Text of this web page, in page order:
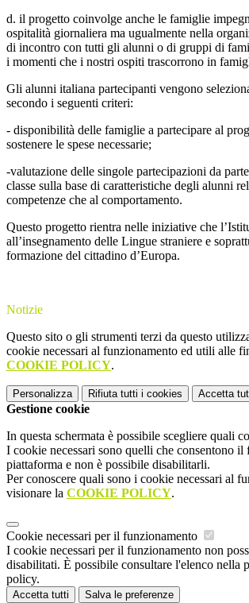
d. il progetto coinvolge anche le famiglie
ospitalità giornaliera ma ugualmente nella
di incontro con tutti gli alunni o di gruppi di
i momenti che i nostri ospiti trascorrono in
Gli alunni italiana partecipanti vengono
secondo i seguenti criteri:
- disponibilità delle famiglie a partecipare al
sostenere le spese necessarie;
-valutazione delle singole partecipazioni da
classe sulla base di caratteristiche degli alunni
competenze che al comportamento.
Questo progetto rientra nelle iniziative che
all’insegnamento delle Lingue straniere e
formazione del cittadino d’Europa.
Notizie
Questo sito o gli strumenti terzi da questo
cookie necessari al funzionamento ed utili alle
COOKIE POLICY.
Personalizza Rifiuta tutti i cookies Accetta
Gestione cookie
In questa schermata è possibile scegliere quali
I cookie necessari sono quelli che consentono il
piattaforma e non è possibile disabilitarli.
Per conoscere quali sono i cookie necessari al
visionare la COOKIE POLICY.
Cookie necessari per il funzionamento
I cookie necessari per il funzionamento non
disabilitati. È possibile consultare l'elenco nella
policy.
Accetta tutti Salva le preferenze